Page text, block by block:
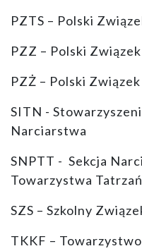
PZTS – Polski
PZZ – Polski
PZŻ – Polski
SITN -
Narciarstwa
SNPTT - Sekcja
Towarzystwa
SZS – Szkolny
TKKF –